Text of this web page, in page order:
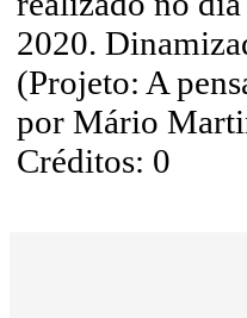
2020.
(Projeto: A
por Mário
Créditos: 0